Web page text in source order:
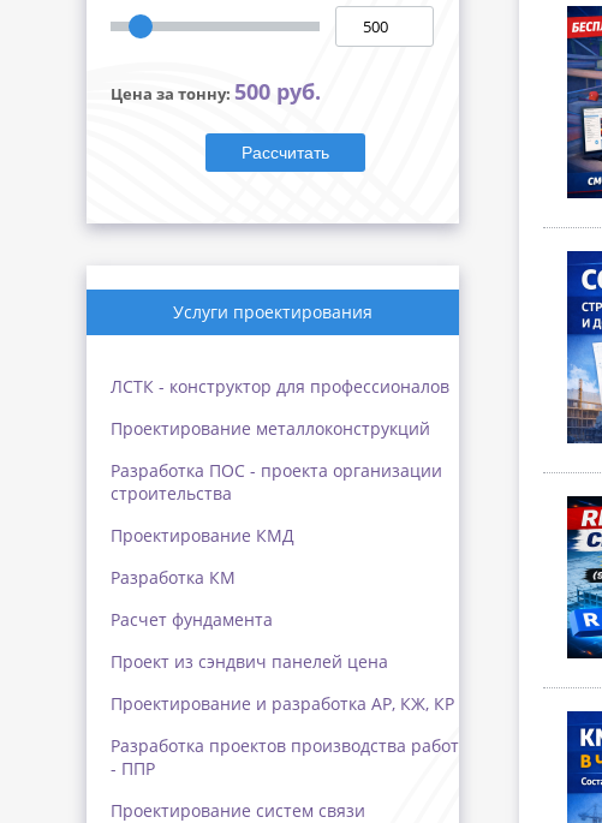
Цена за тонну: 500 руб.
Рассчитать
Услуги проектирования
ЛСТК - конструктор для профессионалов
Проектирование металлоконструкций
Разработка ПОС - проекта организации
строительства
Проектирование КМД
Разработка КМ
Расчет фундамента
Проект из сэндвич панелей цена
Проектирование и разработка АР, КЖ, КР
Разработка проектов производства работ
- ППР
Проектирование систем связи